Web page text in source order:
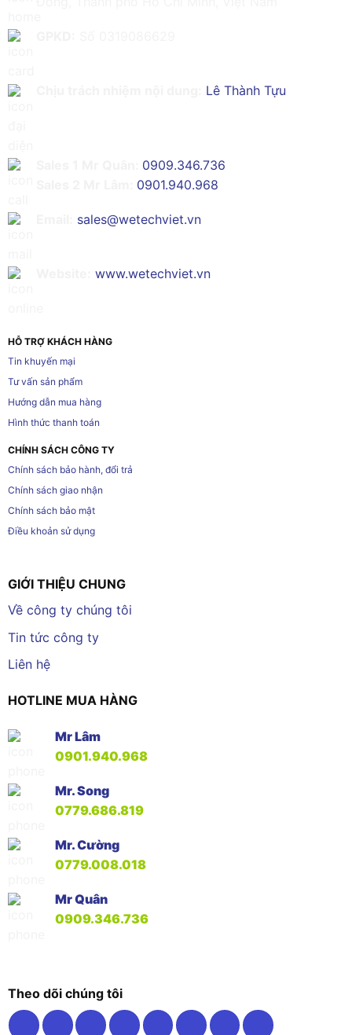
Lê Thành Tựu
0909.346.736
0901.940.968
sales@wetechviet.vn
www.wetechviet.vn
HỖ TRỢ KHÁCH HÀNG
Tin khuyến mại
Tư vấn sản phẩm
Hướng dẫn mua hàng
Hình thức thanh toán
CHÍNH SÁCH CÔNG TY
Chính sách bảo hành, đổi trả
Chính sách giao nhận
Chính sách bảo mật
Điều khoản sử dụng
GIỚI THIỆU CHUNG
Về công ty chúng tôi
Tin tức công ty
Liên hệ
HOTLINE MUA HÀNG
Mr Lâm
0901.940.968
Mr. Song
0779.686.819
Mr. Cường
0779.008.018
Mr Quân
0909.346.736
Theo dõi chúng tôi